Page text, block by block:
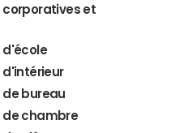
et
bureau
chambre